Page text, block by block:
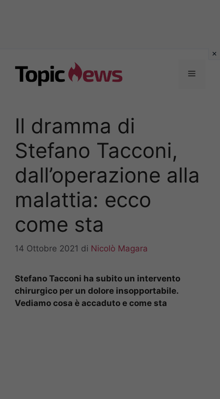
contenuto
Menu
Il dramma di
Stefano Tacconi,
dall’operazione alla
malattia: ecco
come sta
14 Ottobre 2021 di Nicolò Magara
Stefano Tacconi ha subito un intervento
chirurgico per un dolore insopportabile.
Vediamo cosa è accaduto e come sta